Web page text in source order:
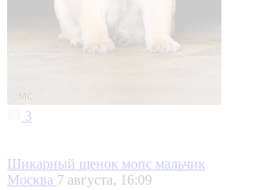
3
Шикарный щенок мопс мальчик
Москва 7 августа, 16:09